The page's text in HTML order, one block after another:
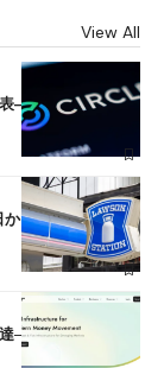
View All
表――ブラックロッ
らJPYCやUSDC対
──ソニーやスタン